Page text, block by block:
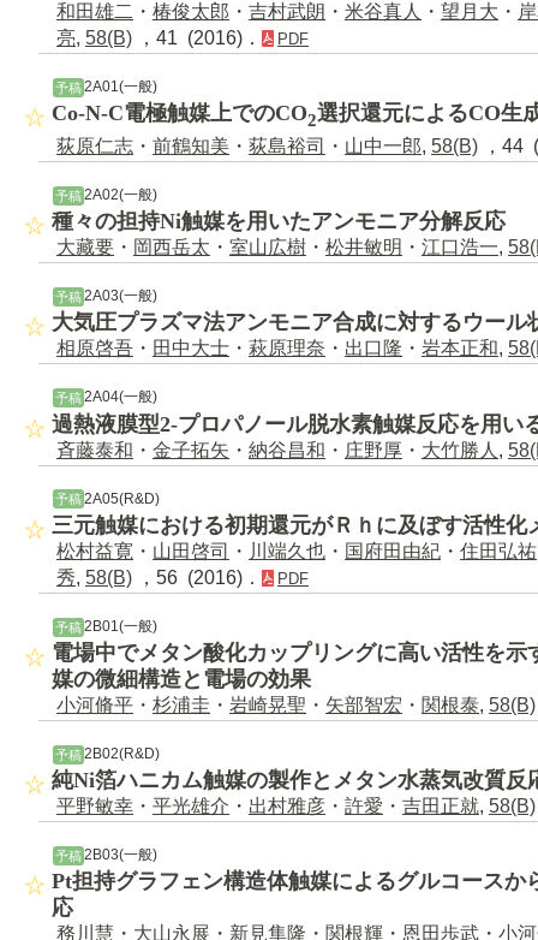
和田雄二 ・ 椿俊太郎 ・ 吉村武朗 ・ 米谷真人 ・ 望月大 ・
亮, 58(B) ，41 (2016)． PDF
予稿 2A01(一般)
Co-N-C電極触媒上でのCO2選択還元によるCO生
荻原仁志 ・ 前鶴知美 ・ 荻島裕司 ・ 山中一郎, 58(B) ，44
予稿 2A02(一般)
種々の担持Ni触媒を用いたアンモニア分解反応
大藏要 ・ 岡西岳太 ・ 室山広樹 ・ 松井敏明 ・ 江口浩一,
予稿 2A03(一般)
大気圧プラズマ法アンモニア合成に対するウール
相原啓吾 ・ 田中大士 ・ 萩原理奈 ・ 出口隆 ・ 岩本正和,
予稿 2A04(一般)
過熱液膜型2-プロパノール脱水素触媒反応を用い
斉藤泰和 ・ 金子拓矢 ・ 納谷昌和 ・ 庄野厚 ・ 大竹勝人 ,
予稿 2A05(R&D)
三元触媒における初期還元がＲｈに及ぼす活性化
松村益寛 ・ 山田啓司 ・ 川端久也 ・ 国府田由紀 ・ 住田弘祐
秀, 58(B) ，56 (2016)． PDF
予稿2B01(一般)
電場中でメタン酸化カップリングに高い活性を
媒の微細構造と電場の効果
小河脩平 ・ 杉浦圭 ・ 岩崎晃聖 ・ 矢部智宏 ・ 関根泰, 58(B)
予稿 2B02(R&D)
純Ni箔ハニカム触媒の製作とメタン水蒸気改質反
平野敏幸 ・ 平光雄介 ・ 出村雅彦 ・ 許愛 ・ 吉田正就, 58(B)
予稿 2B03(一般)
Pt担持グラフェン構造体触媒によるグルコースか
応
務川慧 ・ 大山永展 ・ 新見隼隆 ・ 関根輝 ・ 恩田歩武 ・ 小